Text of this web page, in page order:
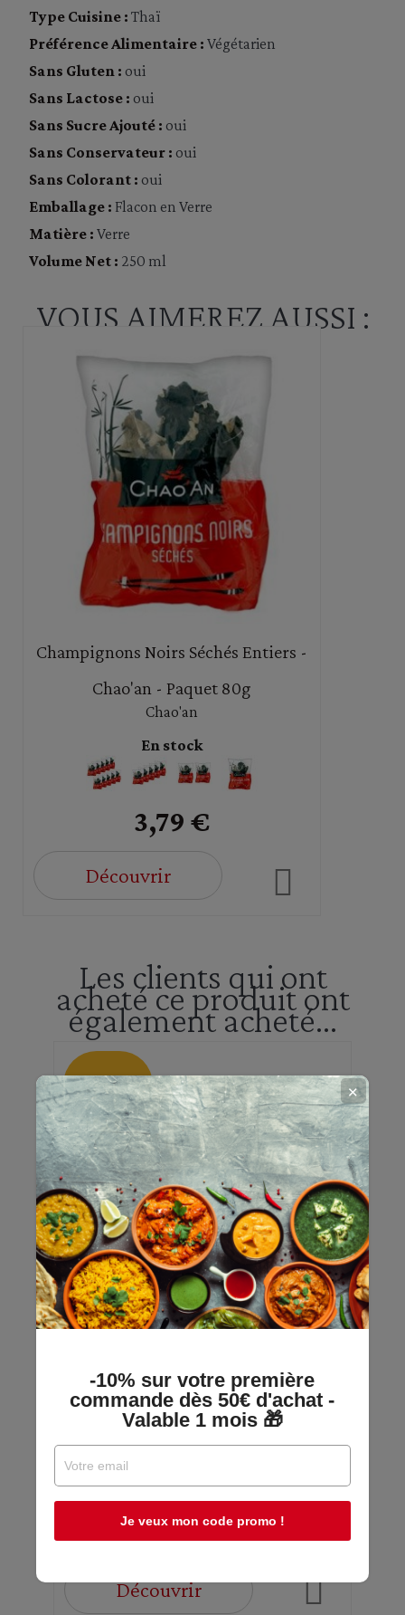
Type Cuisine : Thaï
Préférence Alimentaire : Végétarien
Sans Gluten : oui
Sans Lactose : oui
Sans Sucre Ajouté : oui
Sans Conservateur : oui
Sans Colorant : oui
Emballage : Flacon en Verre
Matière : Verre
Volume Net : 250 ml
VOUS AIMEREZ AUSSI :
Champignons Noirs Séchés Entiers -
Chao'an - Paquet 80g
Chao'an
En stock
3,79 €
Découvrir
Les clients qui ont
acheté ce produit ont
également acheté...
250ml
11,04 € 12,27 €
Découvrir
EN PROMO
-10%
-10% sur votre première
commande dès 50€ d'achat -
Valable 1 mois 🎁
Je veux mon code promo !
✕